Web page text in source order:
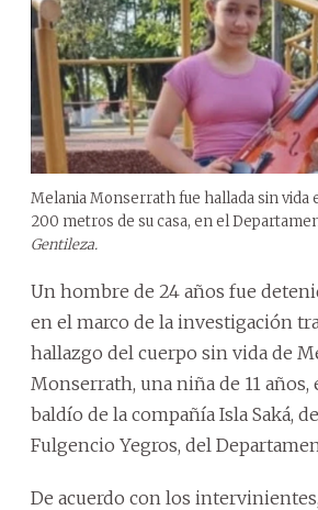
Melania Monserrath fue hallada sin vida
200 metros de su casa, en el
Gentileza.
Un hombre de 24 años fue
en el marco de la investigación
hallazgo del cuerpo sin vida de
Monserrath, una niña de 11 años,
baldío de la compañía Isla Saká,
Fulgencio Yegros, del
De acuerdo con los